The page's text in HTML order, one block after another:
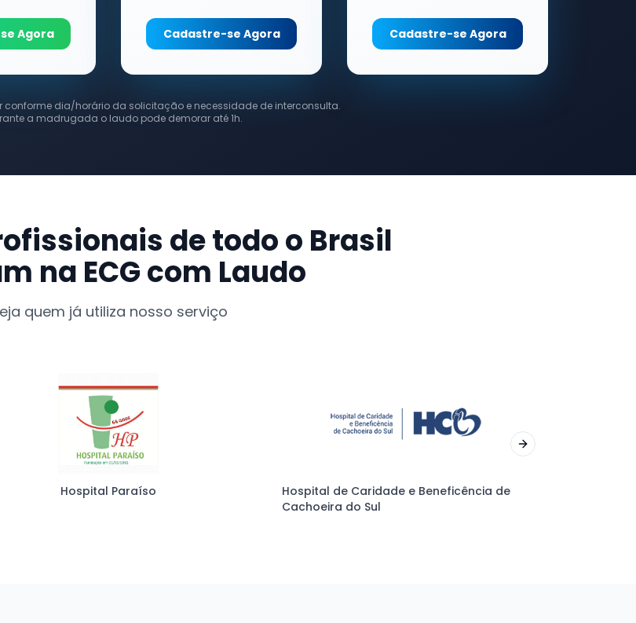
Agora Cadastre-se Agora Cadastre-se Agora
conforme dia/horário da solicitação e necessidade de interconsulta.
a madrugada o laudo pode demorar até 1h.
de todo o Brasil
na ECG com Laudo
quem já utiliza nosso serviço
Hospital Paraíso
Hospital de Caridade e Beneficência de
Cachoeira do Sul
Next slide